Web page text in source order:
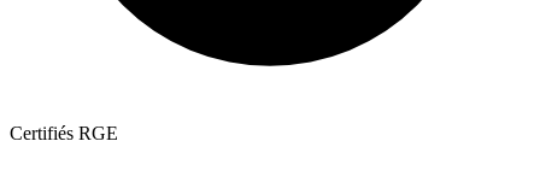
Certifiés RGE